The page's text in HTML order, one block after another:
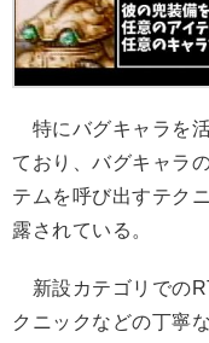
特にバグキャラを
ており、バグキャラ
テムを呼び出すテク
露されている。
新設カテゴリでの
クニックなどの丁寧